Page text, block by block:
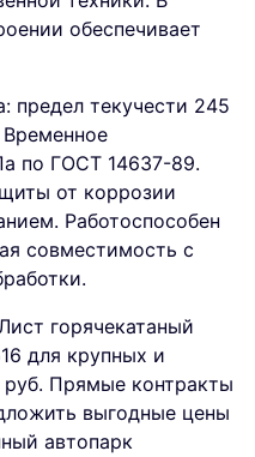
обеспечивает
предел текучести 245
по ГОСТ 14637-89.
от коррозии
Работоспособен
совместимость с
горячекатаный
для крупных и
руб. Прямые контракты
выгодные цены
автопарк